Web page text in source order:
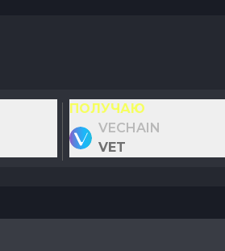
ПОЛУЧАЮ
VECHAIN
VET